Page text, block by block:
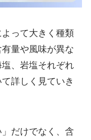
って大きく種類
量や風味が異な
、岩塩それぞれ
詳しく見ていき
だけでなく、含